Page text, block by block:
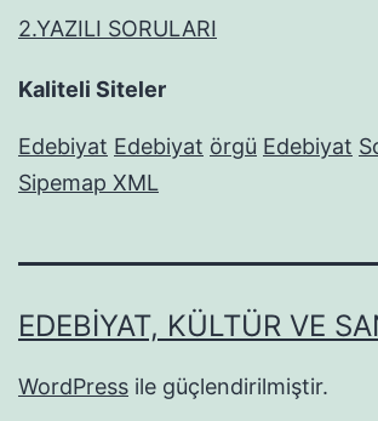
2.YAZILI SORULARI
Kaliteli Siteler
Edebiyat Edebiyat örgü Edebiyat
Sipemap XML
EDEBIYAT, KÜLTÜR VE
WordPress ile güçlendirilmiştir.